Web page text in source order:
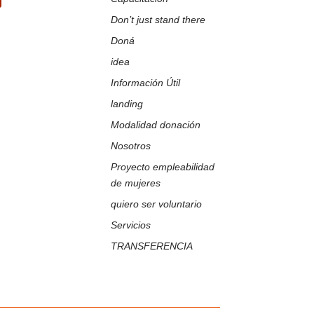
Don’t just stand there
Doná
idea
Información Útil
landing
Modalidad donación
Nosotros
Proyecto empleabilidad
de mujeres
quiero ser voluntario
Servicios
TRANSFERENCIA